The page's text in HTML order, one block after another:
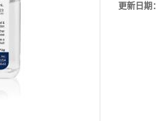
更新日期：